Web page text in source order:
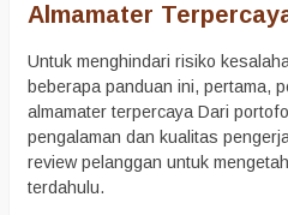
Almamater
Untuk menghindari risiko
beberapa panduan ini, pertama,
almamater terpercaya Dari
pengalaman dan kualitas
review pelanggan untuk
terdahulu.